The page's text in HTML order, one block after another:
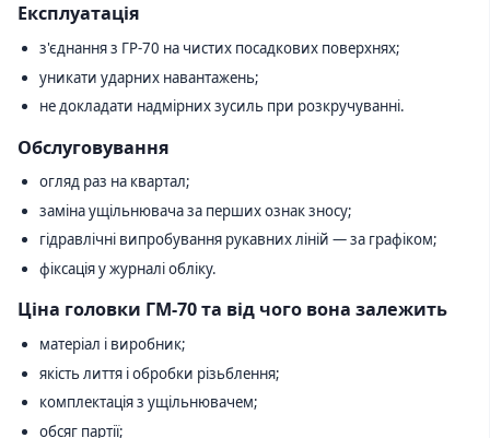
Експлуатація
з'єднання з ГР-70 на чистих посадкових поверхнях;
уникати ударних навантажень;
не докладати надмірних зусиль при розкручуванні.
Обслуговування
огляд раз на квартал;
заміна ущільнювача за перших ознак зносу;
гідравлічні випробування рукавних ліній — за графіком;
фіксація у журналі обліку.
Ціна головки ГМ-70 та від чого вона залежить
матеріал і виробник;
якість лиття і обробки різьблення;
комплектація з ущільнювачем;
обсяг партії;